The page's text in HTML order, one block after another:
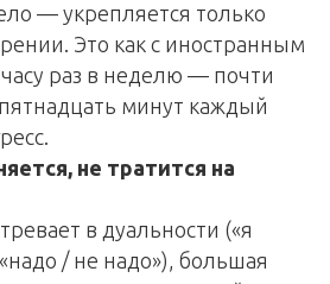
— укрепляется только
Это как с иностранным
раз в неделю — почти
минут каждый
не тратится на
в дуальности («я
/ не надо»), большая